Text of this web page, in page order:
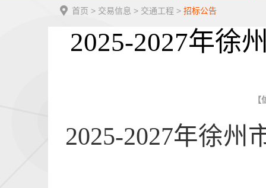
首页 > 交易信息 > 交通工程 > 招标公告
2025-2027年徐
2025-2027年徐州